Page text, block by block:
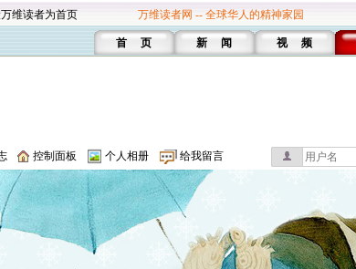
维读者为首页 万维读者网 -- 全球华人的精神家园
首 页 新 闻 视 频
控制面板 个人相册 给我留言